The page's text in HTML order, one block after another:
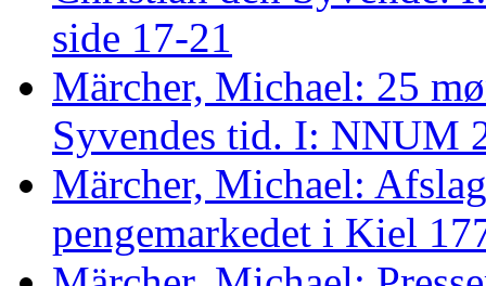
side 17-21
Märcher, Michael: 25
Syvendes tid. I: NNUM
Märcher, Michael:
pengemarkedet i Kiel